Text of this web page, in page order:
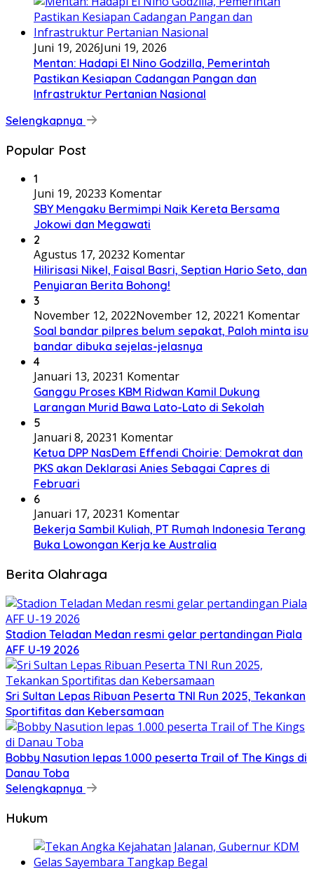
Juni 19, 2026Juni 19, 2026
Mentan: Hadapi El Nino Godzilla, Pemerintah
Pastikan Kesiapan Cadangan Pangan dan
Infrastruktur Pertanian Nasional
Selengkapnya
Popular Post
1
Juni 19, 20233 Komentar
SBY Mengaku Bermimpi Naik Kereta Bersama
Jokowi dan Megawati
2
Agustus 17, 20232 Komentar
Hilirisasi Nikel, Faisal Basri, Septian Hario Seto, dan
Penyiaran Berita Bohong!
3
November 12, 2022November 12, 20221 Komentar
Soal bandar pilpres belum sepakat, Paloh minta isu
bandar dibuka sejelas-jelasnya
4
Januari 13, 20231 Komentar
Ganggu Proses KBM Ridwan Kamil Dukung
Larangan Murid Bawa Lato-Lato di Sekolah
5
Januari 8, 20231 Komentar
Ketua DPP NasDem Effendi Choirie: Demokrat dan
PKS akan Deklarasi Anies Sebagai Capres di
Februari
6
Januari 17, 20231 Komentar
Bekerja Sambil Kuliah, PT Rumah Indonesia Terang
Buka Lowongan Kerja ke Australia
Berita Olahraga
Stadion Teladan Medan resmi gelar pertandingan Piala
AFF U-19 2026
Sri Sultan Lepas Ribuan Peserta TNI Run 2025, Tekankan
Sportifitas dan Kebersamaan
Bobby Nasution lepas 1.000 peserta Trail of The Kings di
Danau Toba
Selengkapnya
Hukum